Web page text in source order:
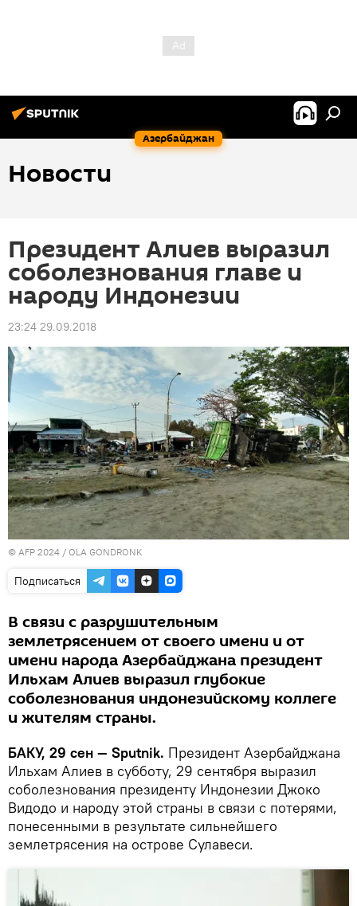
Азербайджан
Новости
Президент Алиев выразил
соболезнования главе и
народу Индонезии
23:24 29.09.2018
© AFP 2024 / OLA GONDRONK
Подписаться
В связи с разрушительным
землетрясением от своего имени и от
имени народа Азербайджана президент
Ильхам Алиев выразил глубокие
соболезнования индонезийскому коллеге
и жителям страны.
БАКУ, 29 сен — Sputnik. Президент Азербайджана
Ильхам Алиев в субботу, 29 сентября выразил
соболезнования президенту Индонезии Джоко
Видодо и народу этой страны в связи с потерями,
понесенными в результате сильнейшего
землетрясения на острове Сулавеси.